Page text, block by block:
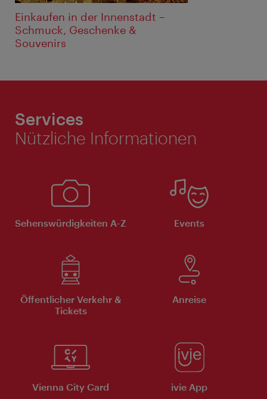
Einkaufen in der Innenstadt –
Schmuck, Geschenke &
Souvenirs
Services
Nützliche Informationen
Sehenswürdigkeiten A-Z Events
Öffentlicher Verkehr &
Tickets
Anreise
Vienna City Card ivie App